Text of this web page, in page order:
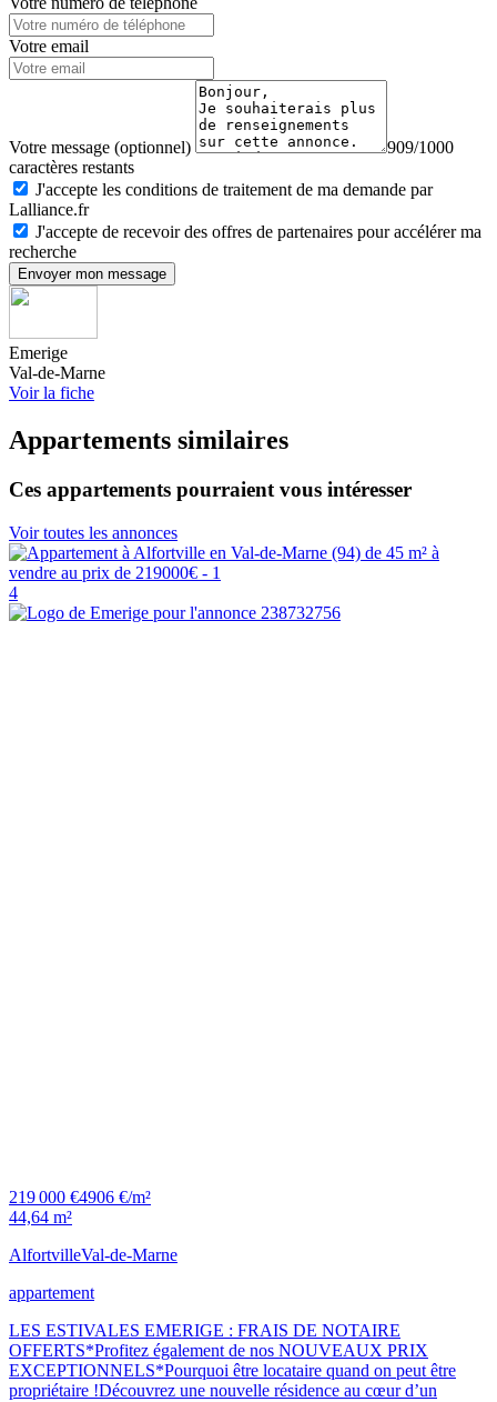
Votre email
Votre message (optionnel)
909/1000
caractères restants
J'accepte les conditions de traitement de ma demande par
Lalliance.fr
J'accepte de recevoir des offres de partenaires pour accélérer ma
recherche
Envoyer mon message
Emerige
Val-de-Marne
Voir la fiche
Appartements similaires
Ces appartements pourraient vous intéresser
Voir toutes les annonces
4
219 000 €4906 €/m²
44,64 m²
AlfortvilleVal-de-Marne
appartement
LES ESTIVALES EMERIGE : FRAIS DE NOTAIRE
OFFERTS*Profitez également de nos NOUVEAUX PRIX
EXCEPTIONNELS*Pourquoi être locataire quand on peut être
propriétaire !Découvrez une nouvelle résidence au cœur d’un